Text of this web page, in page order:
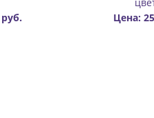
Цена: 300 руб.